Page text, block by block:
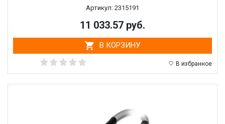
Артикул: 2315191
11 033.57 руб.
В КОРЗИНУ
В избранное